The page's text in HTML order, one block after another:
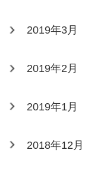
2019年3月
2019年2月
2019年1月
2018年12月